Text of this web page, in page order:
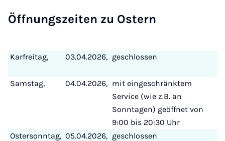
Öff­nungs­zei­ten zu Os­tern
Karfreitag, 03.04.2026, geschlossen
Samstag, 04.04.2026, mit eingeschränktem
Service (wie z.B. an
Sonntagen) geöffnet von
9:00 bis 20:30 Uhr
Ostersonntag, 05.04.2026, geschlossen